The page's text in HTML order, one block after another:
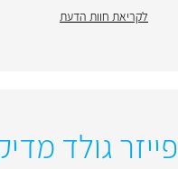
לקריאת חוות הדעת
פייזר גולד